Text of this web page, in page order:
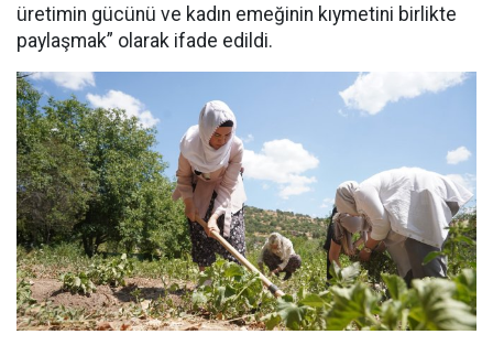
üretimin gücünü ve kadın emeğinin kıymetini birlikte
paylaşmak” olarak ifade edildi.